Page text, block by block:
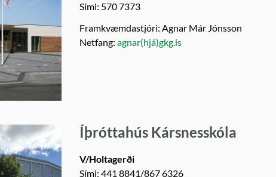
Sími: 570 7373
Framkvæmdastjóri: Agnar Már Jónsson
Netfang: agnar(hjá)gkg.is
Íþróttahús Kársnesskóla
V/Holtagerði
Sími: 441 8841/867 6326